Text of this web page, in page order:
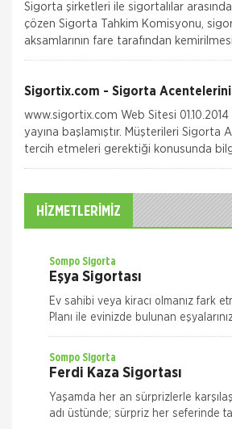
Sigorta şirketleri ile sigortalılar
çözen Sigorta Tahkim Komisyonu,
aksamlarının fare tarafından
şi
Sigortix.com - Sigorta
www.sigortix.com Web Sitesi
yayına başlamıştır. Müşterileri Sigorta
tercih etmeleri gerektiği konusunda
Sitedeki &Uu
HİZMETLERİMİZ
Zorunlu Deprem Sigortası
Zorunlu Deprem Sigortanız ile
olacağı maddi zararlar ile deprem
gelecek yangın, patlama, tsunami ve
hasarlarını teminat altına almak
Sompo Sigorta
İş Yeriniz Sompo Japan ile Güvence
Sompo Sigorta
Eşya Sigortası
Ev sahibi veya kiracı olmanız fark
Planı ile evinizde bulunan
ve risklere karşı size en uygun plan
Sompo Sigorta
Ferdi Kaza Sigortası
Yaşamda her an sürprizlerle
adı üstünde; sürpriz her seferinde